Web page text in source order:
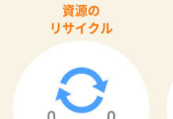
資源の
リサイクル